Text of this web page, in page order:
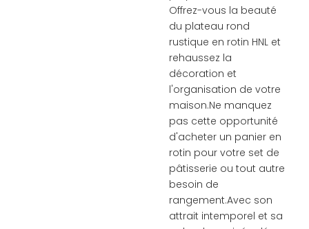
Offrez-vous la beauté
du plateau rond
rustique en rotin HNL et
rehaussez la
décoration et
l'organisation de votre
maison.Ne manquez
pas cette opportunité
d'acheter un panier en
rotin pour votre set de
pâtisserie ou tout autre
besoin de
rangement.Avec son
attrait intemporel et sa